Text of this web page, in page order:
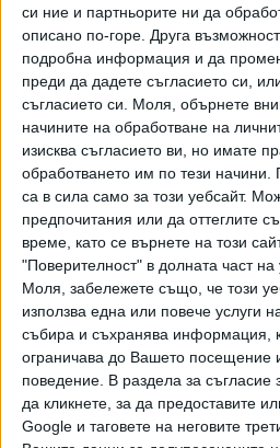
си ние и партньорите ни да
описано по-горе. Друга
подробна информация и да
преди да дадете съгласието си,
съгласието си.
Моля, обърнете
начините на обработване на
изисква съгласието ви, но имате
обработването им по тези
са в сила само за този уебсайт.
предпочитания или да оттеглите
време, като се върнете на този
"Поверителност" в долната част на
Моля, забележете също, че този
използва една или повече услуги
събира и съхранява информация,
ограничава до Вашето посещение
поведение. В раздела за
да кликнете, за да предоставите
Google и таговете на неговите
човекът не застрашава
вижда, че те не са приложени",
във Варна, където ще проведе
МВР.
Той потвърди, че е отстранил
ст. комисар Андрей Ангелов и
Чавдар Нанков, който обаче не е
в Икономическа полиция. Митов
за уволнение е сложна и
стъпки, за да не възстанови
уволнения.
Часове по-рано стана ясно, че
задържали Явор Георгиев във
боди камери, но не са ги носили
призна на брифинг в морската
ОДМВР-Варна. Това е нарушение